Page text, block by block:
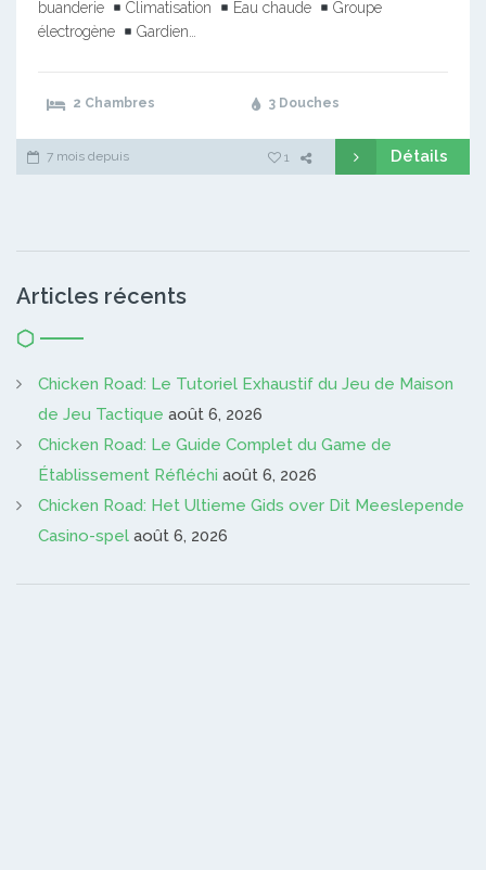
buanderie
Climatisation Eau chaude
Groupe
électrogène
Gardien…
2 Chambres 3 Douches
7 mois depuis 1 Détails
Articles récents
Chicken Road: Le Tutoriel Exhaustif du Jeu de Maison
de Jeu Tactique août 6, 2026
Chicken Road: Le Guide Complet du Game de
Établissement Réfléchi août 6, 2026
Chicken Road: Het Ultieme Gids over Dit Meeslepende
Casino-spel août 6, 2026